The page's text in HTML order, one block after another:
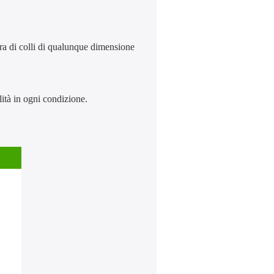
di colli di qualunque dimensione
in ogni condizione.